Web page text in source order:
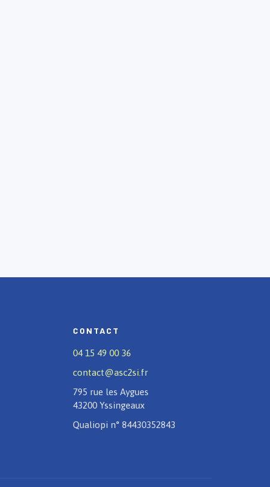
CONTACT
04 15 49 00 36
contact@asc2si.fr
795 rue les Aygues
43200 Yssingeaux
Qualiopi n° 84430352843